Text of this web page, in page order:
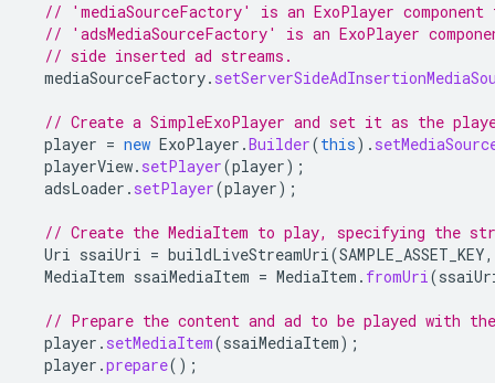
// 'mediaSourceFactory' is an ExoPlayer
// 'adsMediaSourceFactory' is an ExoPlayer
// side inserted ad streams.
mediaSourceFactory.
// Create a SimpleExoPlayer and set it as the
player = new ExoPlayer .Builder(this).
playerView. setPlayer(player);
adsLoader . setPlayer(player);
// Create the MediaItem to play, specifying the
Uri ssaiUri = buildLiveStreamUri(SAMPLE_ASSET_KEY,
MediaItem ssaiMediaItem = MediaItem . fromUri(
// Prepare the content and ad to be played with
player . setMediaItem(ssaiMediaItem);
player .prepare();